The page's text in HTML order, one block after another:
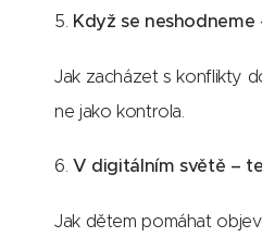
5. Když se
Jak zacházet s konflikty
ne jako kontrola.
6. V digitálním světě –
Jak dětem pomáhat